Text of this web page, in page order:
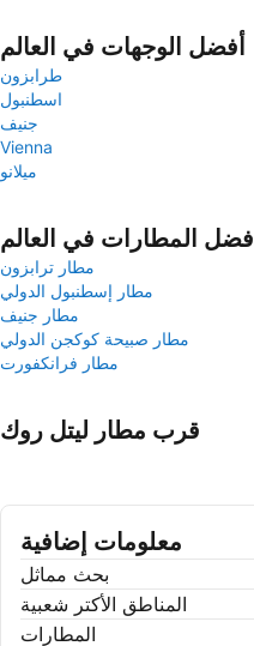
أفضل الوجهات في العالم
طرابزون
اسطنبول
جنيف
Vienna
ميلانو
أفضل المطارات في العالم
مطار ترابزون
مطار إسطنبول الدولي
مطار جنيف
مطار صبيحة كوكجن الدولي
مطار فرانكفورت
قرب مطار ليتل روك
معلومات إضافية
بحث مماثل
المناطق الأكتر شعبية
المطارات